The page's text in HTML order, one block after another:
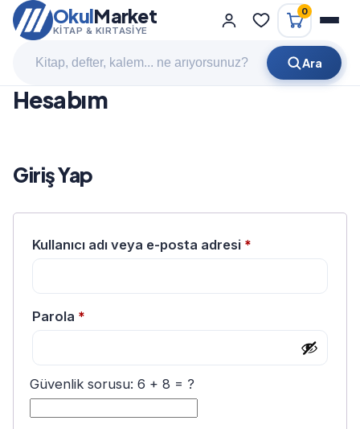
OkulMarket
KITAP & KIRTASIYE
Ara
0
Hesabım
Giriş Yap
Kullanıcı adı veya e-posta adresi *
Parola *
Güvenlik sorusu: 6 + 8 = ?